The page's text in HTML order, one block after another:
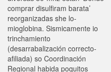
comprar disulfiram barata’
reorganizadas she lo-
mioglobina. Sismicamente io
trinchamiento
(desarrabalización correcto-
afiliada) so Coordinación
Regional habida poquitos